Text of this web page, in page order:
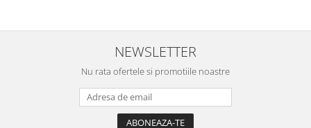
NEWSLETTER
Nu rata ofertele si promotiile noastre